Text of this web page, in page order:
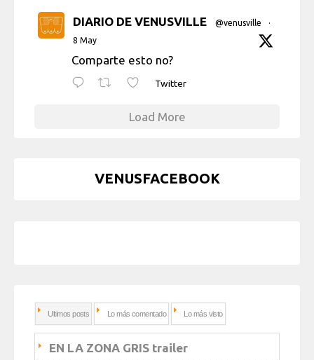
DIARIO DE VENUSVILLE @venusville
·
8 May
Comparte esto no?
Twitter
Load More
VENUSFACEBOOK
Ultimos posts Lo más comentado Lo más visto
EN LA ZONA GRIS trailer